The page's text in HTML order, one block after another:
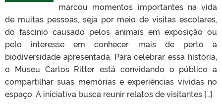
marcou momentos importantes na vida
de muitas pessoas, seja por meio de visitas escolares,
do fascínio causado pelos animais em exposição ou
pelo interesse em conhecer mais de perto a
biodiversidade apresentada. Para celebrar essa história,
o Museu Carlos Ritter está convidando o público a
compartilhar suas memórias e experiências vividas no
espaço. A iniciativa busca reunir relatos de visitantes […]